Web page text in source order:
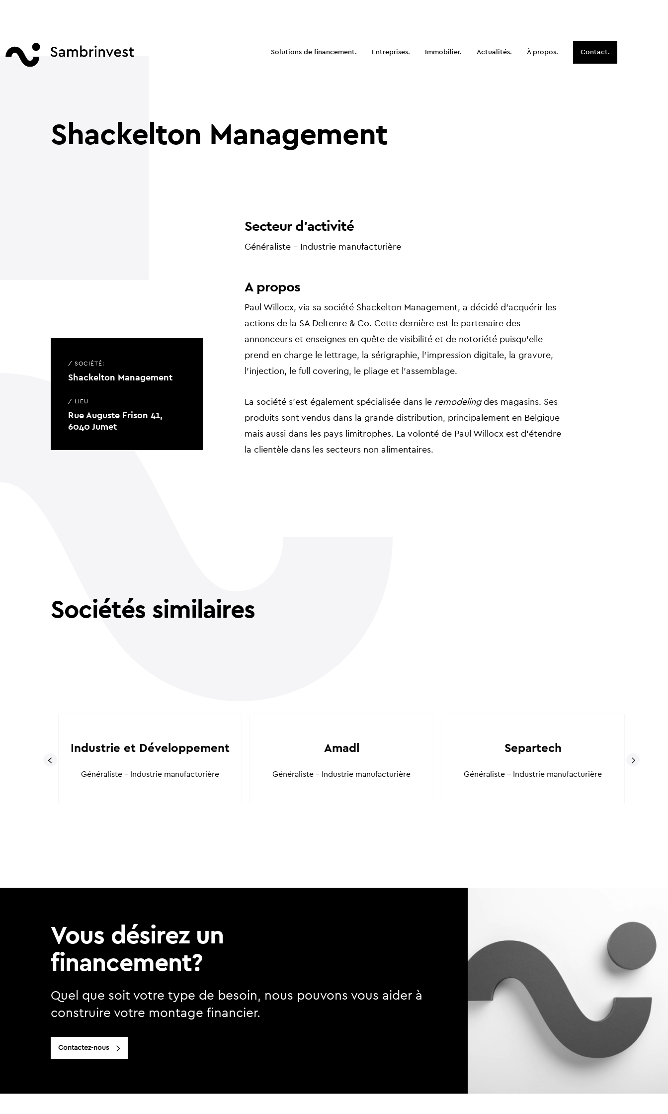
Solutions de financement. Entreprises. Immobilier. Actualités. À propos. Contact.
Shackelton Management
/ SOCIÉTÉ:
Shackelton Management
/ LIEU
Rue Auguste Frison 41,
6040 Jumet
Secteur d'activité
Généraliste - Industrie manufacturière
A propos
Paul Willocx, via sa société Shackelton Management, a décidé d’acquérir les
actions de la SA Deltenre & Co. Cette dernière est le partenaire des
annonceurs et enseignes en quête de visibilité et de notoriété puisqu’elle
prend en charge le lettrage, la sérigraphie, l’impression digitale, la gravure,
l’injection, le full covering, le pliage et l’assemblage.
La société s’est également spécialisée dans le remodelingdes magasins. Ses
produits sont vendus dans la grande distribution, principalement en Belgique
mais aussi dans les pays limitrophes. La volonté de Paul Willocx est d’étendre
la clientèle dans les secteurs non alimentaires.
Sociétés similaires
Industrie et Développement
Généraliste - Industrie manufacturière
Amadl
Généraliste - Industrie manufacturière
Separtech
Généraliste - Industrie manufacturière
Vous désirez un
financement?
Quel que soit votre type de besoin, nous pouvons vous aider à
construire votre montage financier.
Contactez-nous